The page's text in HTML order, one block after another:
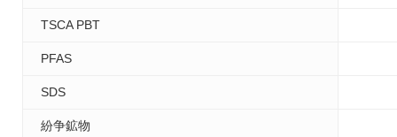
TSCA PBT
PFAS
SDS
紛争鉱物